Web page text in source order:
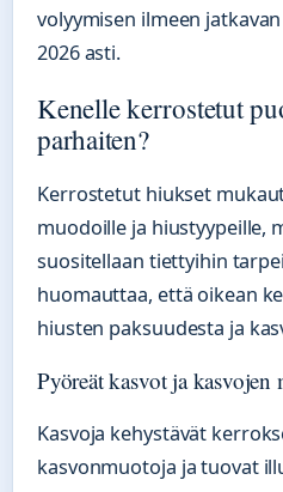
volyymisen ilmeen
2026 asti.
Kenelle kerrostetut
parhaiten?
Kerrostetut hiukset
muodoille ja hiustyypeille,
suositellaan tiettyihin
huomauttaa, että oikean
hiusten paksuudesta ja
Pyöreät kasvot ja
Kasvoja kehystävät
kasvonmuotoja ja tuovat